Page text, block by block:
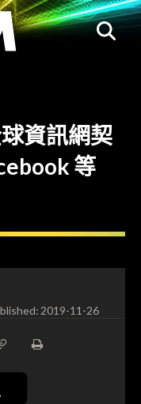
資訊網契
等
2019-11-26